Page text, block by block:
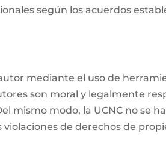
según los acuerdos
mediante el uso de
son moral y legalmente
mismo modo, la UCNC no se
violaciones de derechos de